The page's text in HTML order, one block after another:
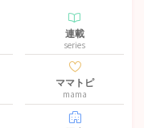
連載
series
ママトピ
mama